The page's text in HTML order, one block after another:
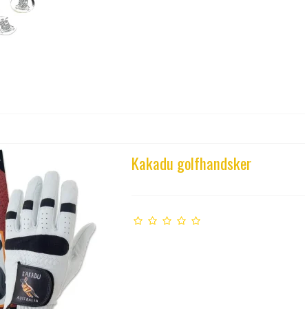
Kakadu golfhandsker